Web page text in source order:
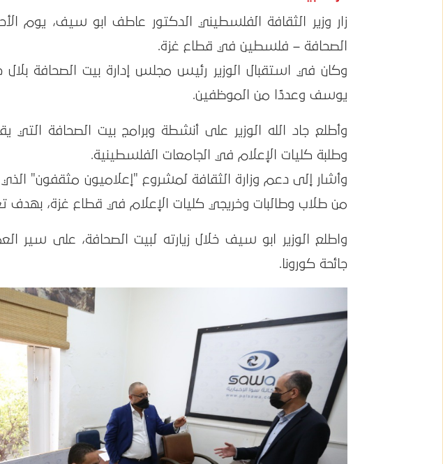
الصحافة – فلسطين في قطاع غزة.
وكان في استقبال الوزير رئيس مجلس إدارة بيت الصحافة
يوسف وعددًا من الموظفين.
وأطلع جاد الله الوزير على أنشطة وبرامج بيت الصحافة التي
وطلبة كليات الإعلام في الجامعات الفلسطينية.
وأشار إلى دعم وزارة الثقافة لمشروع "إعلاميون مثقفون"
من طلاب وطالبات وخريجي كليات الإعلام في قطاع غزة، بهدف
واطلع الوزير ابو سيف خلال زيارته لبيت الصحافة، على سير
جائحة كورونا.